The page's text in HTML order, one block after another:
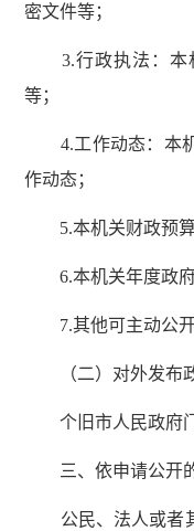
密文件等；
3.行政执法：本
等；
4.工作动态：本机
作动态；
5.本机关财政预算
6.本机关年度政府
7.其他可主动公开
（二）对外发布
个旧市人民政府门
三、依申请公开
公民、法人或者其